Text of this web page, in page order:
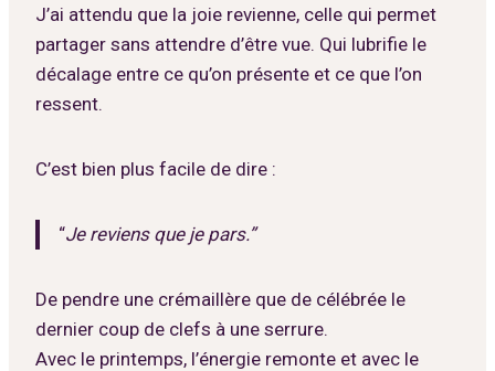
J’ai attendu que la joie revienne, celle qui permet
partager sans attendre d’être vue. Qui lubrifie le
décalage entre ce qu’on présente et ce que l’on
ressent.
C’est bien plus facile de dire :
“Je reviens que je pars.”
De pendre une crémaillère que de célébrée le
dernier coup de clefs à une serrure.
Avec le printemps, l’énergie remonte et avec le